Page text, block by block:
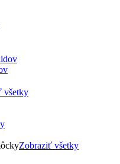
všetky
Zobraziť všetky